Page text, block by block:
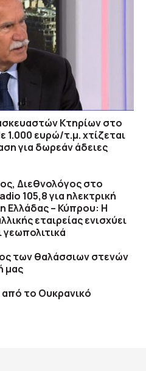
Κτηρίων στο
1.000 ευρώ/τ.μ. χτίζεται
για δωρεάν άδειες
Διεθνολόγος στο
105,8 για ηλεκτρική
Ελλάδας – Κύπρου: Η
εταιρείας ενισχύει
γεωπολιτικά
των θαλάσσιων στενών
μας
από το Ουκρανικό